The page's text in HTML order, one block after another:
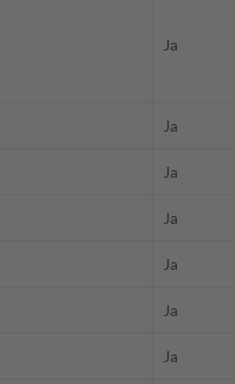
Ja
Ja
Ja
Ja
Ja
Ja
Ja